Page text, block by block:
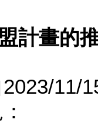
計畫的
11/